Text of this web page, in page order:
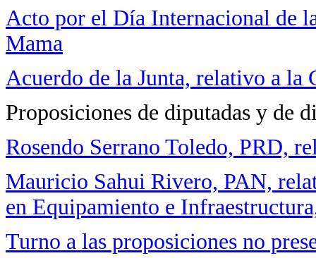
Acto por el Día Internacional de
Mama
Acuerdo de la Junta, relativo a la
Proposiciones de diputadas y de
Rosendo Serrano Toledo, PRD,
Mauricio Sahui Rivero, PAN,
en Equipamiento e
Turno a las proposiciones no